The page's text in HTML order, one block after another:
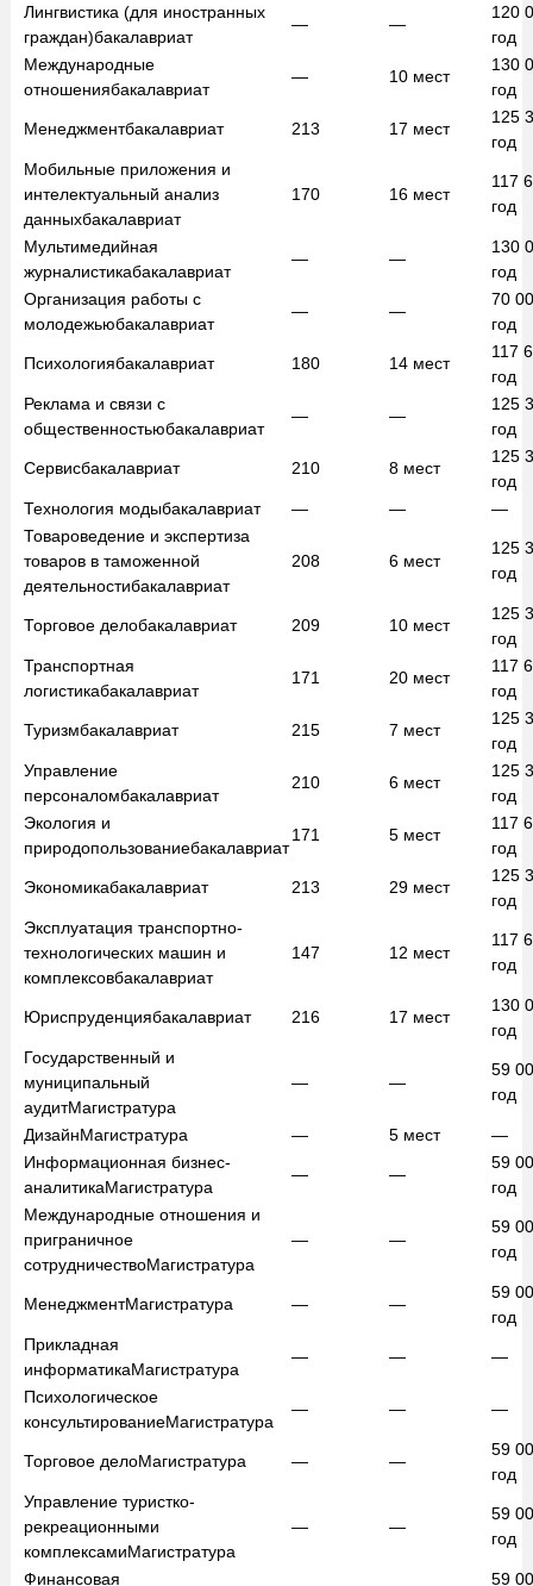
Лингвистика (для иностранных
граждан)бакалавриат
— —
120
год
Международные
отношениябакалавриат
— 10 мест
130
год
Менеджментбакалавриат 213 17 мест
125
год
Мобильные приложения и
интелектуальный анализ
данныхбакалавриат
170 16 мест
117
год
Мультимедийная
журналистикабакалавриат
— —
130
год
Организация работы с
молодежьюбакалавриат
— —
70
год
Психологиябакалавриат 180 14 мест
117
год
Реклама и связи с
общественностьюбакалавриат
— —
125
год
Сервисбакалавриат 210 8 мест
125
год
Технология модыбакалавриат — —
—
Товароведение и экспертиза
товаров в таможенной
деятельностибакалавриат
208 6 мест
125
год
Торговое делобакалавриат 209 10 мест
125
год
Транспортная
логистикабакалавриат
171 20 мест
117
год
Туризмбакалавриат 215 7 мест
125
год
Управление
персоналомбакалавриат
210 6 мест
125
год
Экология и
природопользованиебакалавриат
171 5 мест
117
год
Экономикабакалавриат 213 29 мест
125
год
Эксплуатация транспортно-
технологических машин и
комплексовбакалавриат
147 12 мест
117
год
Юриспруденциябакалавриат 216 17 мест
130
год
Государственный и
муниципальный
аудитМагистратура
— —
59
год
ДизайнМагистратура — 5 мест
—
Информационная бизнес-
аналитикаМагистратура
— —
59
год
Международные отношения и
приграничное
сотрудничествоМагистратура
— —
59
год
МенеджментМагистратура — —
59
год
Прикладная
информатикаМагистратура
— — —
Психологическое
консультированиеМагистратура
— — —
Торговое делоМагистратура — —
59
год
Управление туристко-
рекреационными
комплексамиМагистратура
— —
59
год
Финансовая 59